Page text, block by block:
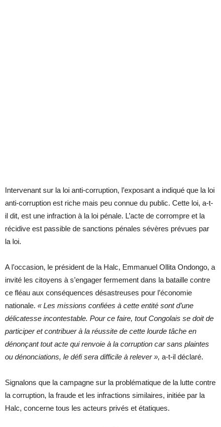
Intervenant sur la loi anti-corruption, l’exposant a indiqué que la loi
anti-corruption est riche mais peu connue du public. Cette loi, a-t-
il dit, est une infraction à la loi pénale. L’acte de corrompre et la
récidive est passible de sanctions pénales sévères prévues par
la loi.
A l’occasion, le président de la Halc, Emmanuel Ollita Ondongo, a
invité les citoyens à s’engager fermement dans la bataille contre
ce fléau aux conséquences désastreuses pour l’économie
nationale. « Les missions confiées à cette entité sont d’une
délicatesse incontestable. Pour ce faire, tout Congolais se doit de
participer et contribuer à la réussite de cette lourde tâche en
dénonçant tout acte qui renvoie à la corruption car sans plaintes
ou dénonciations, le défi sera difficile à relever », a-t-il déclaré.
Signalons que la campagne sur la problématique de la lutte contre
la corruption, la fraude et les infractions similaires, initiée par la
Halc, concerne tous les acteurs privés et étatiques.